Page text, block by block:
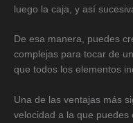
luego la caja, y así
De esa manera, puedes
complejas para tocar de
que todos los elementos
Una de las ventajas más
velocidad a la que puedes